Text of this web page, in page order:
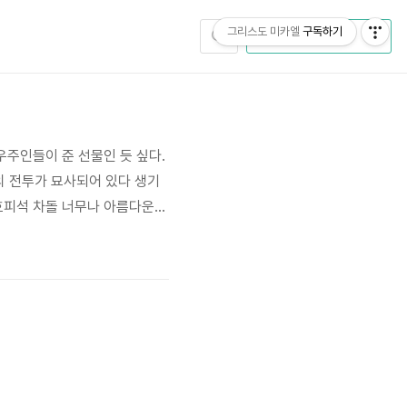
CATEGORY
주인들이 준 선물인 듯 싶다.
투가 묘사되어 있다 생기
석 차돌 너무나 아름다운
석 얼굴이 들어 있는 그림
그리스도 미카엘 구독하기